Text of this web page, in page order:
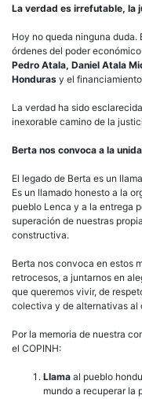
La verdad es irrefutable, la
Hoy no queda ninguna
órdenes del poder
Pedro Atala, Daniel Atala
Honduras y el
La verdad ha sido
inexorable camino de la
Berta nos convoca a la
El legado de Berta es un
Es un llamado honesto a la
pueblo Lenca y a la entrega
superación de nuestras
constructiva.
Berta nos convoca en estos
retrocesos, a juntarnos en
que queremos vivir, de
colectiva y de alternativas al
Por la memoria de nuestra
el COPINH:
Llama al pueblo
mundo a recuperar la